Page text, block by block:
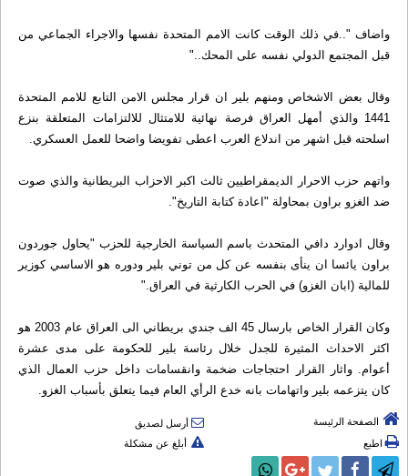
واضاف "..في ذلك الوقت كانت الامم المتحدة نفسها والاجراء الجماعي من
قبل المجتمع الدولي نفسه على المحك.."
وقال بعض الاشخاص ومنهم بلير ان قرار مجلس الامن التابع للامم المتحدة
1441 والذي أمهل العراق فرصة نهائية للامتثال للالتزامات المتعلقة بنزع
اسلحته قبل اشهر من اندلاع العرب اعطى تفويضا واضحا للعمل العسكري.
واتهم حزب الاحرار الديمقراطيين ثالث اكبر الاحزاب البريطانية والذي صوت
ضد الغزو براون بمحاولة "اعادة كتابة التاريخ".
وقال ادوارد دافي المتحدث باسم السياسة الخارجية للحزب "يحاول جوردون
براون يائسا ان ينأى بنفسه عن كل من توني بلير ودوره هو الاساسي كوزير
للمالية (ابان الغزو) في الحرب الكارثية في العراق."
وكان القرار الخاص بارسال 45 الف جندي بريطاني الى العراق عام 2003 هو
اكثر الاحداث المثيرة للجدل خلال رئاسة بلير للحكومة على مدى عشرة
أعوام. واثار القرار احتجاجات ضخمة وانقسامات داخل حزب العمال الذي
كان يتزعمه بلير واتهامات بانه خدع الرأي العام فيما يتعلق بأسباب الغزو.
الصفحة الرئيسة
أرسل لصديق
اطبع
أبلغ عن مشكلة